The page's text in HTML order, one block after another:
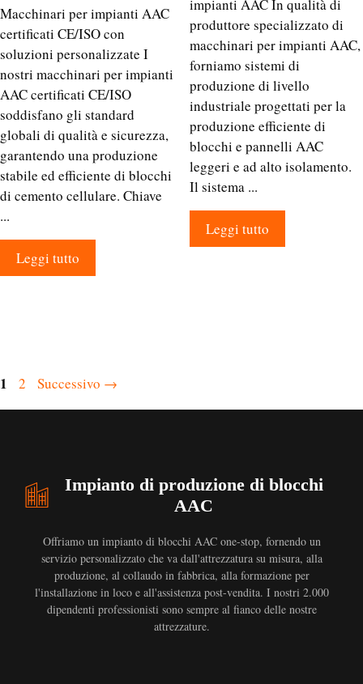
Macchinari per impianti AAC
certificati CE/ISO con
soluzioni personalizzate I
nostri macchinari per impianti
AAC certificati CE/ISO
soddisfano gli standard
globali di qualità e sicurezza,
garantendo una produzione
stabile ed efficiente di blocchi
di cemento cellulare. Chiave
...
Leggi tutto
impianti AAC In qualità di
produttore specializzato di
macchinari per impianti AAC,
forniamo sistemi di
produzione di livello
industriale progettati per la
produzione efficiente di
blocchi e pannelli AAC
leggeri e ad alto isolamento.
Il sistema ...
Leggi tutto
Pagina
1 Pagina
2 Successivo →
Impianto di produzione di blocchi
AAC
Offriamo un impianto di blocchi AAC one-stop, fornendo un
servizio personalizzato che va dall'attrezzatura su misura, alla
produzione, al collaudo in fabbrica, alla formazione per
l'installazione in loco e all'assistenza post-vendita. I nostri 2.000
dipendenti professionisti sono sempre al fianco delle nostre
attrezzature.